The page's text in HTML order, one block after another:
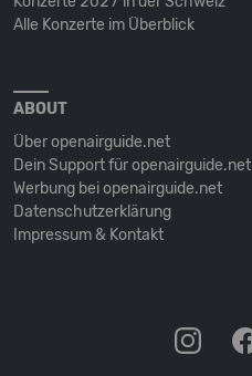
Alle Konzerte im Überblick
ABOUT
Über openairguide.net
Dein Support für openairguide.net
Werbung bei openairguide.net
Datenschutz­erklärung
Impressum & Kontakt